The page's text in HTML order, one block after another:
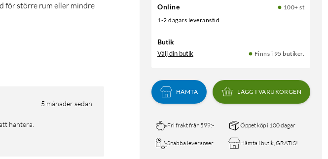
Online
100+ st
1-2 dagars leveranstid
Butik
Välj din butik Finns i 95 butiker.
HÄMTA LÄGG I VARUKORGEN
Fri frakt från 599:- Öppet köp i 100 dagar
Snabba leveranser Hämta i butik, GRATIS!
för större rum eller mindre
5 månader sedan
hantera.